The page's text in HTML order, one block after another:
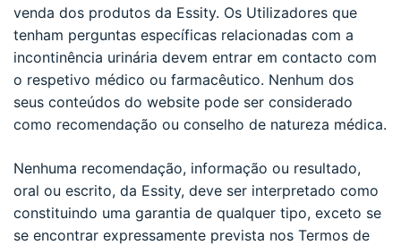
venda dos produtos da Essity. Os Utilizadores que
tenham perguntas específicas relacionadas com a
incontinência urinária devem entrar em contacto com
o respetivo médico ou farmacêutico. Nenhum dos
seus conteúdos do website pode ser considerado
como recomendação ou conselho de natureza médica.
Nenhuma recomendação, informação ou resultado,
oral ou escrito, da Essity, deve ser interpretado como
constituindo uma garantia de qualquer tipo, exceto se
se encontrar expressamente prevista nos Termos de